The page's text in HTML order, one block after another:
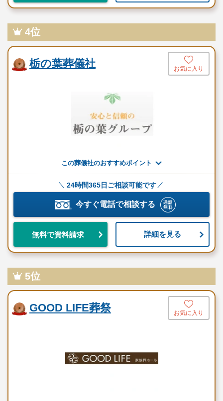
4位
栃の葉葬儀社 お気に入り
この葬儀社のおすすめポイント
24時間365日ご相談可能です
今すぐ電話で相談する
無料で資料請求 詳細を見る
5位
GOOD LIFE葬祭 お気に入り